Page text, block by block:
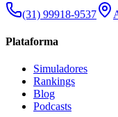
(31) 99918-9537
Plataforma
Simuladores
Rankings
Blog
Podcasts